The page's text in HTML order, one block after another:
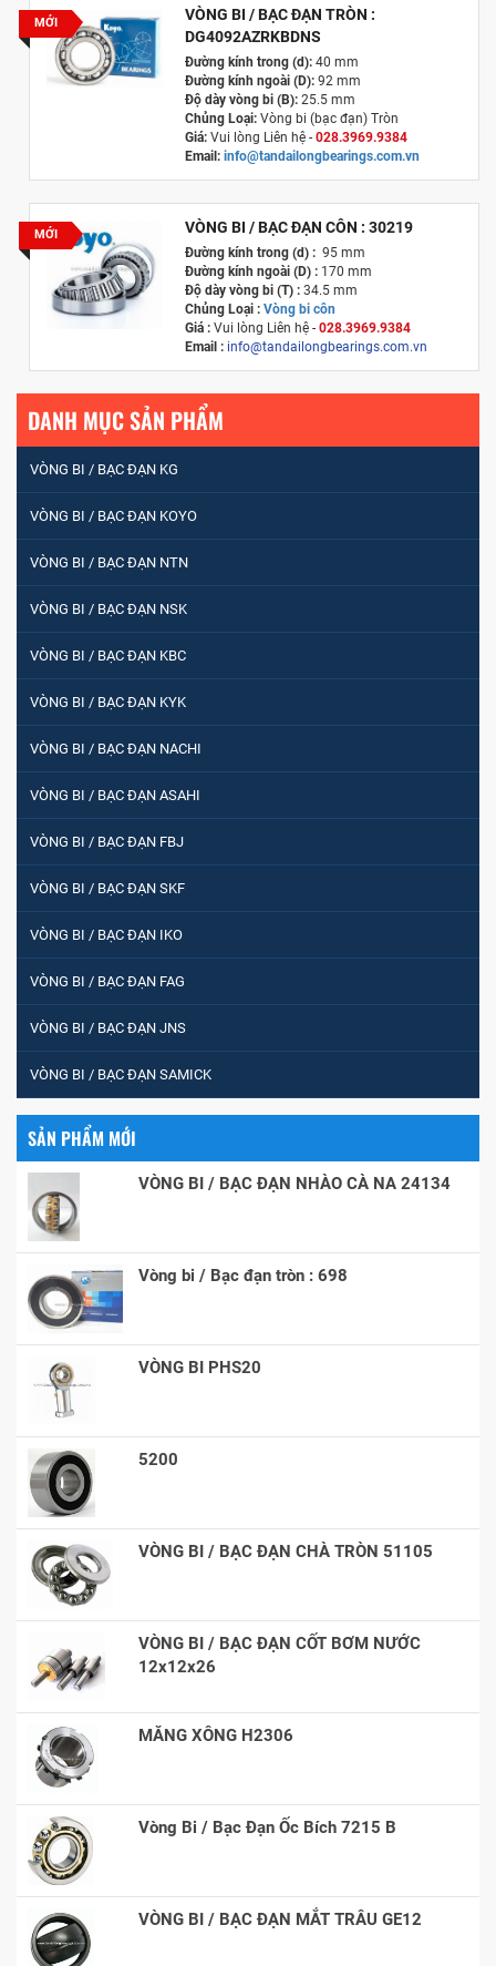
MỚI
VÒNG BI / BẠC ĐẠN TRÒN :
DG4092AZRKBDNS
Đường kính trong (d):40 mm
Đường kính ngoài (D):92 mm
Độ dày vòng bi (B):25.5 mm
Chủng Loại: Vòng bi (bạc đạn) Tròn
Giá:Vui lòng Liên hệ - 028.3969.9384
Email: info@tandailongbearings.com.vn
MỚI VÒNG BI / BẠC ĐẠN CÔN : 30219
Đường kính trong (d) :95 mm
Đường kính ngoài (D) :170 mm
Độ dày vòng bi (T) :34.5 mm
Chủng Loại : Vòng bi côn
Giá :Vui lòng Liên hệ - 028.3969.9384
Email : info@tandailongbearings.com.vn
DANH MỤC SẢN PHẨM
VÒNG BI / BẠC ĐẠN KG
VÒNG BI / BẠC ĐẠN KOYO
VÒNG BI / BẠC ĐẠN NTN
VÒNG BI / BẠC ĐẠN NSK
VÒNG BI / BẠC ĐẠN KBC
VÒNG BI / BẠC ĐẠN KYK
VÒNG BI / BẠC ĐẠN NACHI
VÒNG BI / BẠC ĐẠN ASAHI
VÒNG BI / BẠC ĐẠN FBJ
VÒNG BI / BẠC ĐẠN SKF
VÒNG BI / BẠC ĐẠN IKO
VÒNG BI / BẠC ĐẠN FAG
VÒNG BI / BẠC ĐẠN JNS
VÒNG BI / BẠC ĐẠN SAMICK
SẢN PHẨM MỚI
VÒNG BI / BẠC ĐẠN NHÀO CÀ NA 24134
Vòng bi / Bạc đạn tròn : 698
VÒNG BI PHS20
5200
VÒNG BI / BẠC ĐẠN CHÀ TRÒN 51105
VÒNG BI / BẠC ĐẠN CỐT BƠM NƯỚC
12x12x26
MĂNG XÔNG H2306
Vòng Bi / Bạc Đạn Ốc Bích 7215 B
VÒNG BI / BẠC ĐẠN MẮT TRÂU GE12